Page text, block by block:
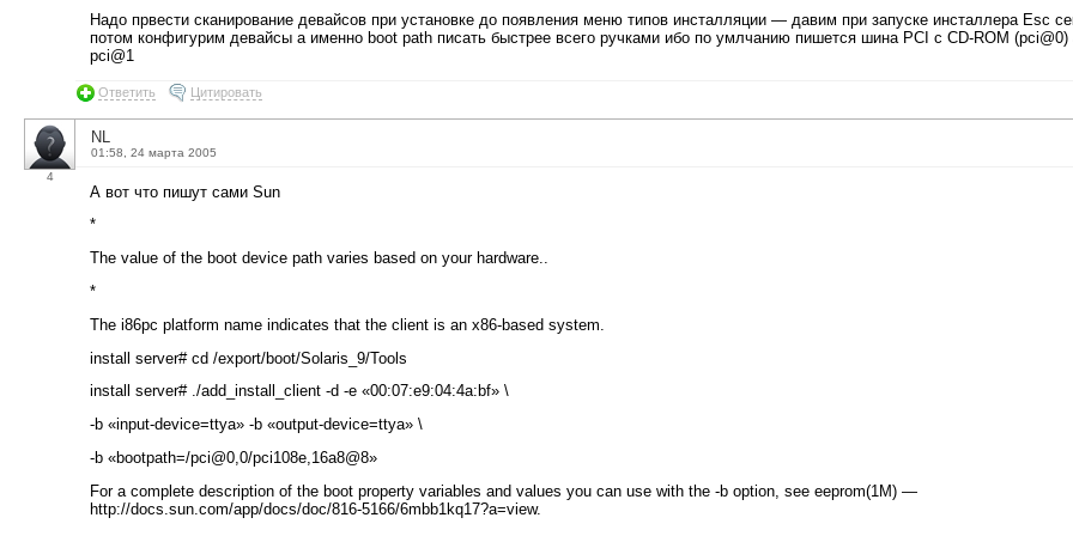
Надо првести сканирование девайсов при установке до появления меню типов инсталляции — давим при запуске инсталлера Esc
потом конфигурим девайсы а именно boot path писать быстрее всего ручками ибо по умлчанию пишется шина PCI с CD-ROM (pci@0)
pci@1
Ответить Цитировать
4
NL
01:58, 24 марта 2005
А вот что пишут сами Sun
*
The value of the boot device path varies based on your hardware..
*
The i86pc platform name indicates that the client is an x86-based system.
install server# cd /export/boot/Solaris_9/Tools
install server# ./add_install_client -d -e «00:07:e9:04:4a:bf» \
-b «input-device=ttya» -b «output-device=ttya» \
-b «bootpath=/pci@0,0/pci108e,16a8@8»
For a complete description of the boot property variables and values you can use with the -b option, see eeprom(1M) —
http://docs.sun.com/app/docs/doc/816-5166/6mbb1kq17?a=view.